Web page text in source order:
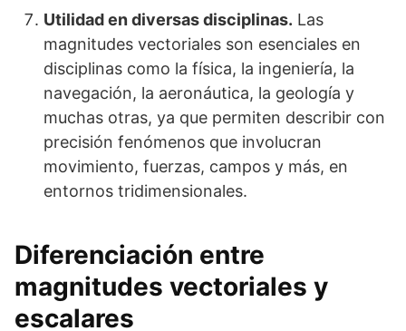
Utilidad en diversas disciplinas. Las
magnitudes vectoriales son esenciales en
disciplinas como la física, la ingeniería, la
navegación, la aeronáutica, la geología y
muchas otras, ya que permiten describir con
precisión fenómenos que involucran
movimiento, fuerzas, campos y más, en
entornos tridimensionales.
Diferenciación entre
magnitudes vectoriales y
escalares